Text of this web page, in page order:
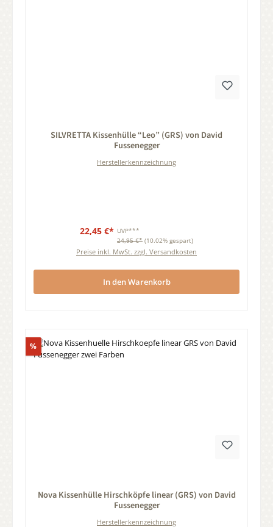
SILVRETTA Kissenhülle “Leo” (GRS) von David
Fussenegger
Herstellerkennzeichnung
22,45 €* UVP***
24,95 €* (10.02% gespart)
Preise inkl. MwSt. zzgl. Versandkosten
In den Warenkorb
%Rabatt
Nova Kissenhülle Hirschköpfe linear (GRS) von David
Fussenegger
Herstellerkennzeichnung